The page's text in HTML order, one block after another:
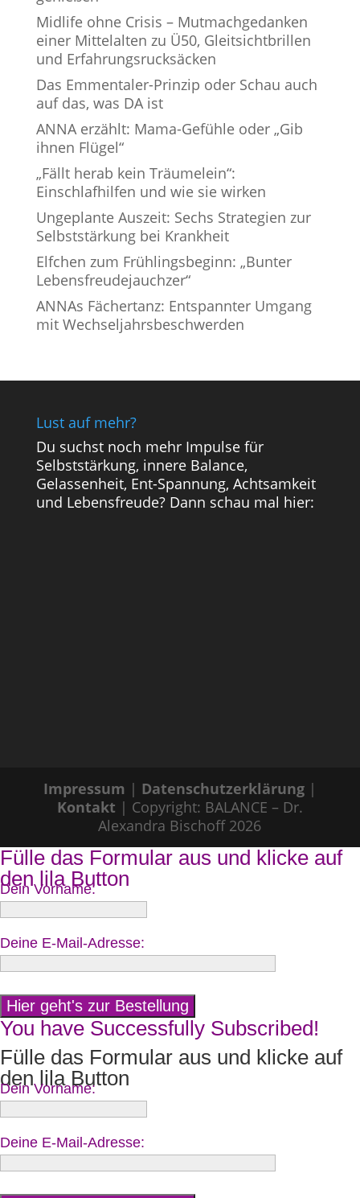
Midlife ohne Crisis – Mutmachgedanken
einer Mittelalten zu Ü50, Gleitsichtbrillen
und Erfahrungsrucksäcken
Das Emmentaler-Prinzip oder Schau auch
auf das, was DA ist
ANNA erzählt: Mama-Gefühle oder „Gib
ihnen Flügel“
„Fällt herab kein Träumelein“:
Einschlafhilfen und wie sie wirken
Ungeplante Auszeit: Sechs Strategien zur
Selbststärkung bei Krankheit
Elfchen zum Frühlingsbeginn: „Bunter
Lebensfreudejauchzer“
ANNAs Fächertanz: Entspannter Umgang
mit Wechseljahrsbeschwerden
Lust auf mehr?
Du suchst noch mehr Impulse für
Selbststärkung, innere Balance,
Gelassenheit, Ent-Spannung, Achtsamkeit
und Lebensfreude? Dann schau mal hier:
Impressum | Datenschutzerklärung|
Kontakt | Copyright: BALANCE – Dr.
Alexandra Bischoff 2026
Fülle das Formular aus und klicke auf
den lila Button
Dein Vorname:
Deine E-Mail-Adresse:
You have Successfully Subscribed!
Fülle das Formular aus und klicke auf
den lila Button
Dein Vorname:
Deine E-Mail-Adresse: